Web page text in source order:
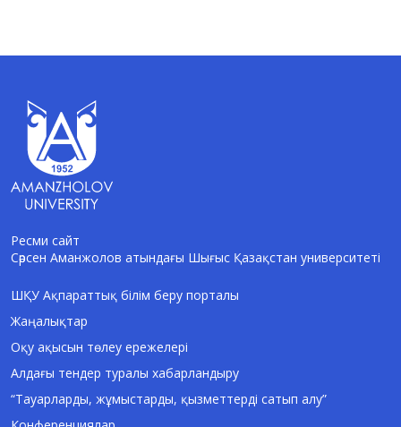
Ресми сайт
Сәрсен Аманжолов атындағы Шығыс Қазақстан университеті
ШҚУ Ақпараттық білім беру порталы
Жаңалықтар
Оқу ақысын төлеу ережелері
Алдағы тендер туралы хабарландыру
“Тауарларды, жұмыстарды, қызметтерді сатып алу”
AI-Talapker
Сәлем! Мен AI-Talapker — Сәрсен
Аманжолов атындағы Шығыс Қазақстан
университеті (ШҚУ) көмекшісімін.
Бакалавриат, магистратура, докторантура